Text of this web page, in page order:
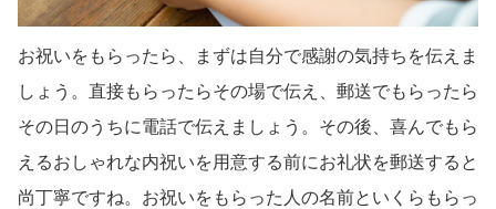
お祝いをもらったら、まずは自分で感謝の気持ちを伝えま
しょう。直接もらったらその場で伝え、郵送でもらったら
その日のうちに電話で伝えましょう。その後、喜んでもら
えるおしゃれな内祝いを用意する前にお礼状を郵送すると
尚丁寧ですね。お祝いをもらった人の名前といくらもらっ